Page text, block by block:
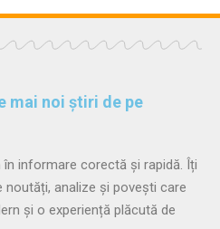
mai noi știri de pe
în informare corectă și rapidă. Îți
analize și povești care
și o experiență plăcută de